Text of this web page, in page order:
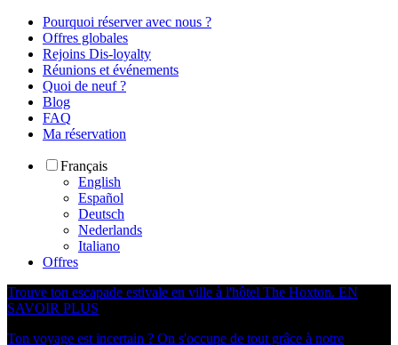
Pourquoi réserver avec nous ?
Offres globales
Rejoins Dis-loyalty
Réunions et événements
Quoi de neuf ?
Blog
FAQ
Ma réservation
Français
English
Español
Deutsch
Nederlands
Italiano
Offres
Trouve ton escapade estivale en ville à l'hôtel The Hoxton. EN
SAVOIR PLUS
Ton voyage est incertain ? On s'occupe de tout grâce à notre